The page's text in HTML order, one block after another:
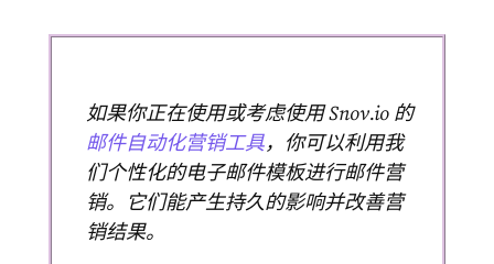
如果你正在使用或考虑使用 Snov.io 的
邮件自动化营销工具，你可以利用我
们个性化的电子邮件模板进行邮件营
销。它们能产生持久的影响并改善营
销结果。